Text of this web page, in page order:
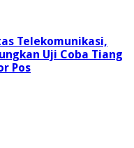
Telekomunikasi,
Uji Coba Tiang
Pos